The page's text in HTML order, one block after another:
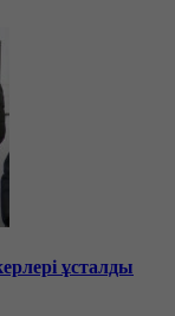
ұсталды